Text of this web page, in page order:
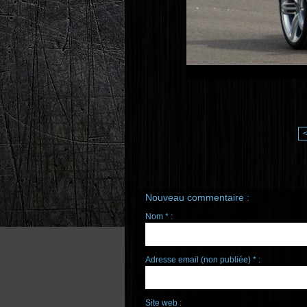
<
Nouveau commentaire :
Nom * :
Adresse email (non publiée) * :
Site web :